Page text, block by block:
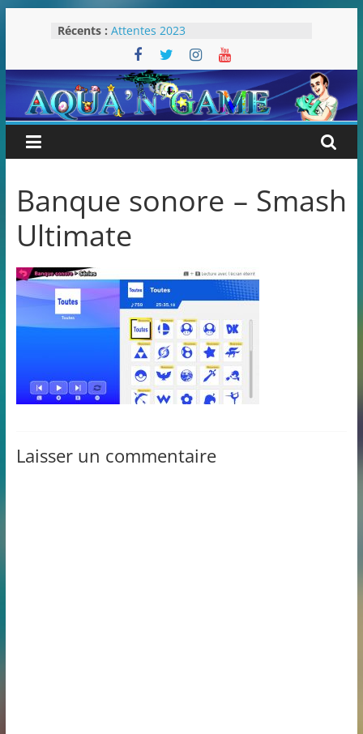
Récents : Attentes 2023
Rétrospective 2022
« Splatoon 3 est-il nécessaire ? »
« Dans les coulisses des JV Harry
Potter »
Pokémon Écarlate : ceci est une
révolution (ou pas) !
Banque sonore – Smash
Ultimate
Laisser un commentaire